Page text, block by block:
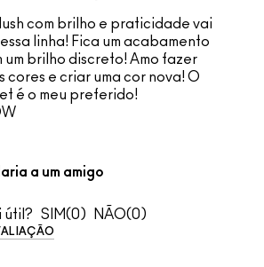
com brilho e praticidade vai
linha! Fica um acabamento
um brilho discreto! Amo fazer
cores e criar uma cor nova! O
é o meu preferido!
a um amigo
útil? 0 0